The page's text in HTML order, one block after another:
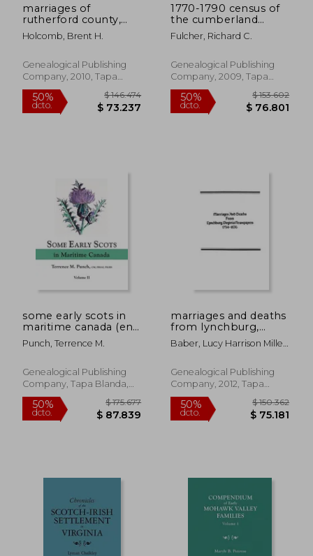
dcto. $ 73.042
50%
dcto.
marriages of
rutherford county,
north carolina, 1779-
1868 (en Inglés)
Holcomb, Brent H.
Genealogical Publishing
Company, 2010, Tapa
Blanda, Nuevo
1770-1790 census of
the cumberland
settlements (en
Inglés)
Fulcher, Richard C.
Genealogical Publishing
Company, 2009, Tapa
Blanda, Nuevo
some early scots in
maritime canada (en
Inglés)
Punch, Terrence M.
Genealogical Publishing
Company, Tapa Blanda,
Nuevo
marriages and deaths
from lynchburg,
virginia newspapers,
1794-1836 (en Inglés)
Baber, Lucy Harrison Miller
Marion A. L.
Genealogical Publishing
Company, 2012, Tapa
Blanda, Nuevo